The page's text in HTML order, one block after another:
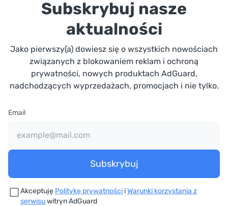
Subskrybuj nasze
aktualności
Jako pierwszy(a) dowiesz się o wszystkich nowościach
związanych z blokowaniem reklam i ochroną
prywatności, nowych produktach AdGuard,
nadchodzących wyprzedażach, promocjach i nie tylko.
Email
Subskrybuj
Akceptuję Politykę prywatności iWarunki korzystania z
serwisuwitryn AdGuard